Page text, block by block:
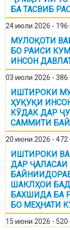
БА ТАСВИБ
24 июли 2026 - 196
МУЛОҚОТИ
БО РАИСИ
ИНСОН
03 июли 2026 - 386
ИШТИРОКИ
ҲУҚУҚИ
КӮДАК ДАР
САММИТИ
20 июни 2026 - 472
ИШТИРОКИ
ДАР ҶАЛАСАИ
ШАКЛҲОИ
БАХШИДА БА
БО МЕҲНАТИ
15 июни 2026 - 520